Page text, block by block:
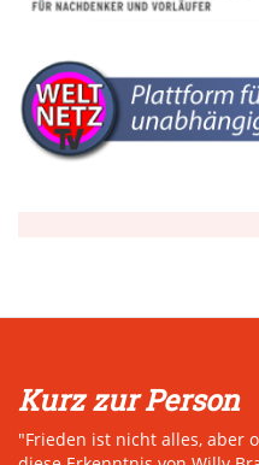
Kurz zur Person
"Frieden ist nicht alles, aber